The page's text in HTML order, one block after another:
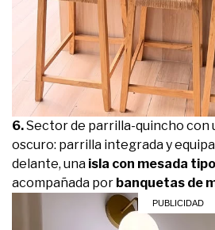
6.Sector de parrilla-quincho con
oscuro: parrilla integrada y
delante, una isla con mesada
acompañada por banquetas de